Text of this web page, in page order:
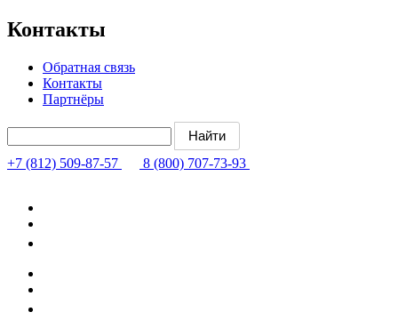
Контакты
Обратная связь
Контакты
Партнёры
+7 (812) 509-87-57 8 (800) 707-73-93